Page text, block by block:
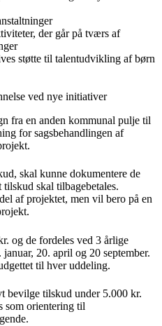
der går på tværs af
støtte til talentudvikling af børn
ved nye initiativer
fra en anden kommunal pulje til
for sagsbehandlingen af
skal kunne dokumentere de
skal tilbagebetales.
af projektet, men vil bero på en
og de fordeles ved 3 årlige
20. april og 20 september.
til hver uddeling.
bevilge tilskud under 5.000 kr.
som orientering til